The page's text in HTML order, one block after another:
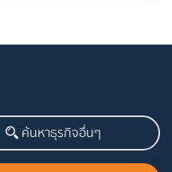
ค้นหาธุรกิจอื่นๆ